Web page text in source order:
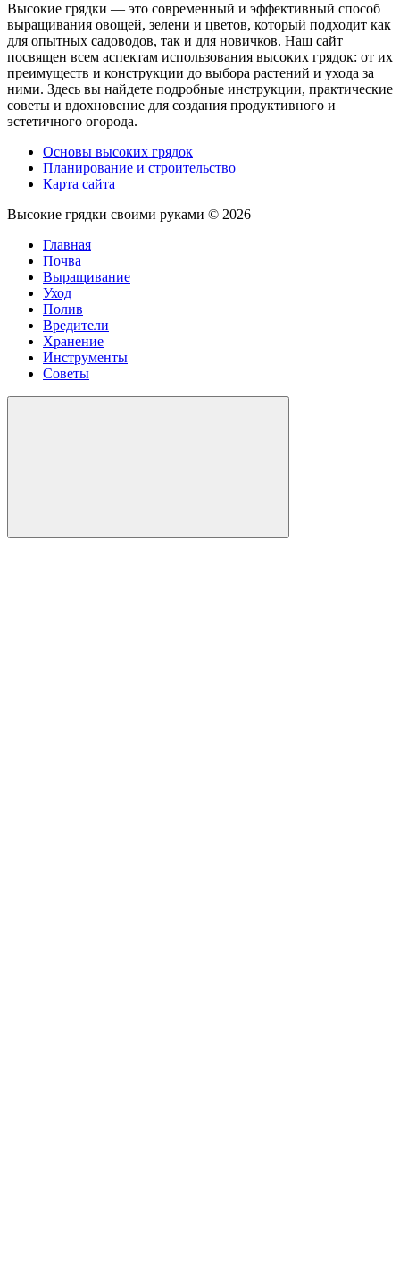
Высокие грядки — это современный и эффективный способ
выращивания овощей, зелени и цветов, который подходит как
для опытных садоводов, так и для новичков. Наш сайт
посвящен всем аспектам использования высоких грядок: от их
преимуществ и конструкции до выбора растений и ухода за
ними. Здесь вы найдете подробные инструкции, практические
советы и вдохновение для создания продуктивного и
эстетичного огорода.
Основы высоких грядок
Планирование и строительство
Карта сайта
Высокие грядки своими руками © 2026
Главная
Почва
Выращивание
Уход
Полив
Вредители
Хранение
Инструменты
Советы